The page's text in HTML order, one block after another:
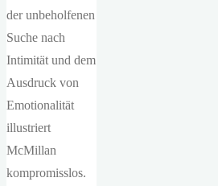
der unbeholfenen
Suche nach
Intimität und dem
Ausdruck von
Emotionalität
illustriert
McMillan
kompromisslos.